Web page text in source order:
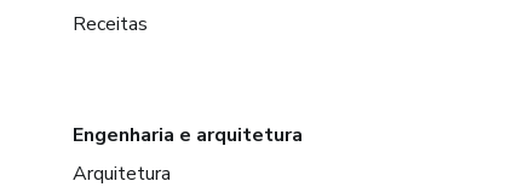
Receitas
Engenharia e arquitetura
Arquitetura